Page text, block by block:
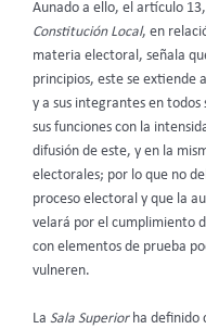
Aunado a ello, el artículo
Constitución Local, en
materia electoral, señala
principios, este se extiende
y a sus integrantes en
sus funciones con la
difusión de este, y en la
electorales; por lo que no
proceso electoral y que la
velará por el cumplimiento
con elementos de prueba
vulneren.
La Sala Superiorha definido